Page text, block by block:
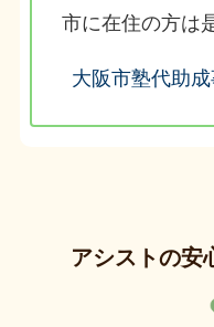
市に在住の方は
大阪市塾代助
アシストの安